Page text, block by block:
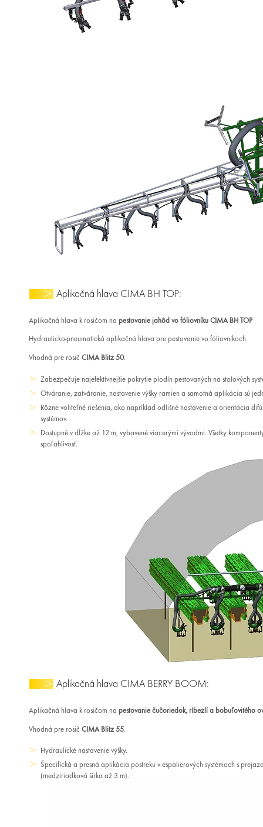
Aplikačná hlava CIMA BH TOP:
Aplikačná hlava k rosičom na pestovanie jahôd vo fóliovníku CIMA BH TOP
Hydraulicko-pneumatická aplikačná hlava pre pestovanie vo fóliovníkoch.
Vhodná pre rosič CIMA Blitz 50.
Zabezpečuje najefektívnejšie pokrytie plodín pestovaných na stolových
Otváranie, zatváranie, nastavenie výšky ramien a samotná aplikácia sú
Rôzne voliteľné riešenia, ako napríklad odlišné nastavenie a orientácia
systémov.
Dostupné v dĺžke až 12 m, vybavené viacerými vývodmi. Všetky
spoľahlivosť.
Aplikačná hlava CIMA BERRY BOOM:
Aplikačná hlava k rosičom na pestovanie čučoriedok, ríbezlí a bobuľovitého
Vhodná pre rosič CIMA Blitz 55.
Hydraulické nastavenie výšky.
Špecifická a presná aplikácia postreku v espalierových systémoch s
(medziriadková šírka až 3 m).